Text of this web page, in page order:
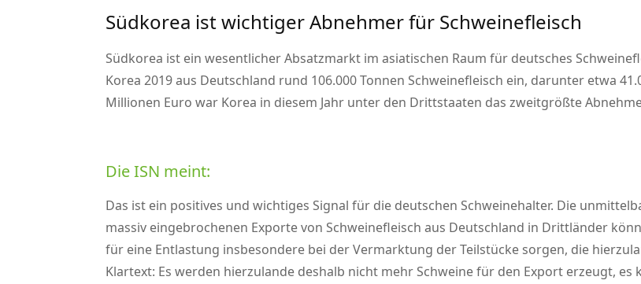
Südkorea ist wichtiger Abnehmer für Schweinefleisch
Südkorea ist ein wesentlicher Absatzmarkt im asiatischen Raum für deutsches
Korea 2019 aus Deutschland rund 106.000 Tonnen Schweinefleisch ein, darunter etwa
Millionen Euro war Korea in diesem Jahr unter den Drittstaaten das zweitgrößte
Die ISN meint:
Das ist ein positives und wichtiges Signal für die deutschen Schweinehalter. Die
massiv eingebrochenen Exporte von Schweinefleisch aus Deutschland in Drittländer
für eine Entlastung insbesondere bei der Vermarktung der Teilstücke sorgen, die
Klartext: Es werden hierzulande deshalb nicht mehr Schweine für den Export erzeugt,